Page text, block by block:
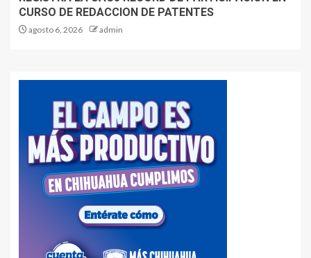
CURSO DE REDACCION DE PATENTES
agosto 6, 2026 admin